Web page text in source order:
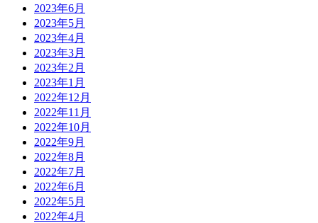
2023年6月
2023年5月
2023年4月
2023年3月
2023年2月
2023年1月
2022年12月
2022年11月
2022年10月
2022年9月
2022年8月
2022年7月
2022年6月
2022年5月
2022年4月